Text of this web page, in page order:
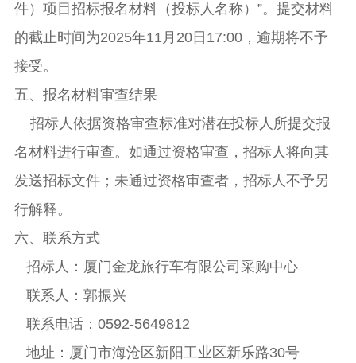
件） 项目招标报名材料（投标人名称） ”。提交材料
的截止时间为2025年11月20日 17:00，逾期将不予
接受。
五、报名材料审查结果
招标人依据资格审查标准对潜在投标人所提交报
名材料进行审查。如通过资格审查，招标人将向其
发送招标文件；未通过资格审查者，招标人不予另
行解释。
六、联系方式
招标人：厦门金龙旅行车有限公司采购中心
联系人：郭振兴
联系电话：0592-5649812
地址：厦门市海沧区新阳工业区新乐路30号